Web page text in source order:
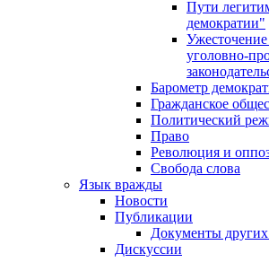
Пути
демократии"
уголовно-
Барометр
Гражданское
Политический
Право
Революция и
Свобода слова
Язык вражды
Новости
Публикации
Документы
Дискуссии